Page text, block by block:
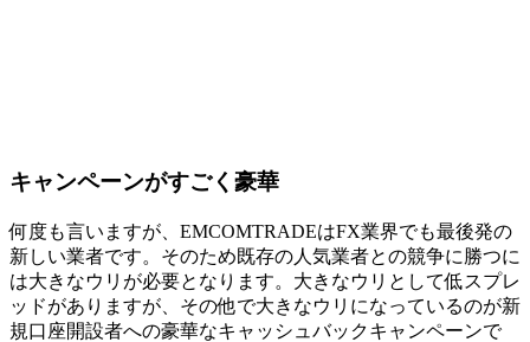
キャンペーンがすごく豪華
何度も言いますが、EMCOMTRADEはFX業界でも最後発の
新しい業者です。そのため既存の人気業者との競争に勝つに
は大きなウリが必要となります。大きなウリとして低スプレ
ッドがありますが、その他で大きなウリになっているのが新
規口座開設者への豪華なキャッシュバックキャンペーンで